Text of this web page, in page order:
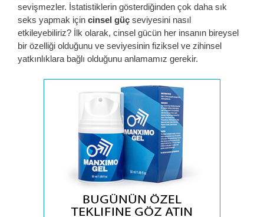
sevişmezler. İstatistiklerin gösterdiğinden çok daha sık
seks yapmak için cinsel güç seviyesini nasıl
etkileyebiliriz? İlk olarak, cinsel gücün her insanın bireysel
bir özelliği olduğunu ve seviyesinin fiziksel ve zihinsel
yatkınlıklara bağlı olduğunu anlamamız gerekir.